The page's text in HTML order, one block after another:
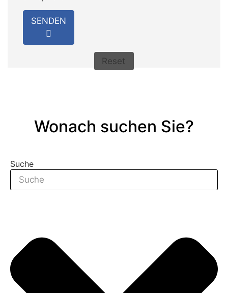
SENDEN
Reset
Wonach suchen Sie?
Suche